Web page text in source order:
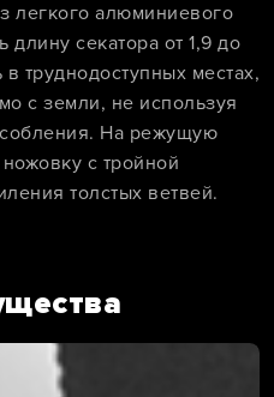
легкого алюминиевого
длину секатора от 1,9 до
труднодоступных местах,
с земли, не используя
На режущую
с тройной
толстых ветвей.